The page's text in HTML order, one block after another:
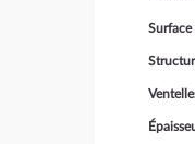
Surface